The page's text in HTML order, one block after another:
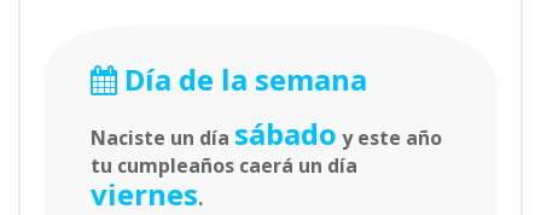
Día de la semana
Naciste un día sábado y este año
tu cumpleaños caerá un día
viernes.